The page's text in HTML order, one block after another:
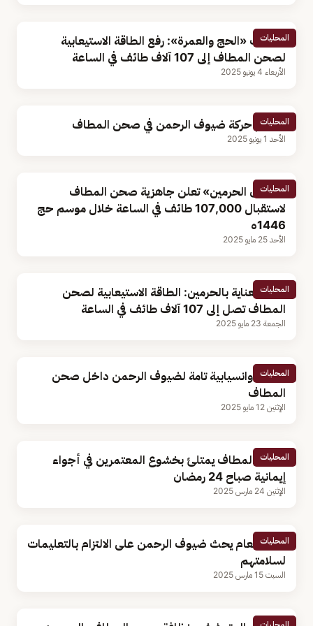
المحليات
متحدث «الحج والعمرة»: رفع الطاقة الاستيعابية
لصحن المطاف إلى 107 آلاف طائف في الساعة
الأربعاء 4 يونيو 2025
المحليات
انتظام حركة ضيوف الرحمن في صحن المطاف
الأحد 1 يونيو 2025
المحليات
«شؤون الحرمين» تعلن جاهزية صحن المطاف
لاستقبال 107,000 طائف في الساعة خلال موسم حج
1446ه
الأحد 25 مايو 2025
المحليات
هيئة العناية بالحرمين: الطاقة الاستيعابية لصحن
المطاف تصل إلى 107 آلاف طائف في الساعة
الجمعة 23 مايو 2025
المحليات
سكينة وانسيابية تامة لضيوف الرحمن داخل صحن
المطاف
الإثنين 12 مايو 2025
المحليات
صحن المطاف يمتلئ بخشوع المعتمرين في أجواء
إيمانية صباح 24 رمضان
الإثنين 24 مارس 2025
المحليات
الأمن العام يحث ضيوف الرحمن على الالتزام بالتعليمات
لسلامتهم
السبت 15 مارس 2025